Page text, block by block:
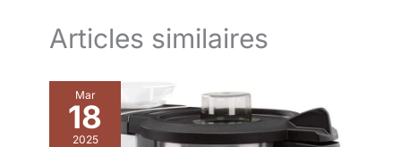
Articles similaires
Mar
18
2025